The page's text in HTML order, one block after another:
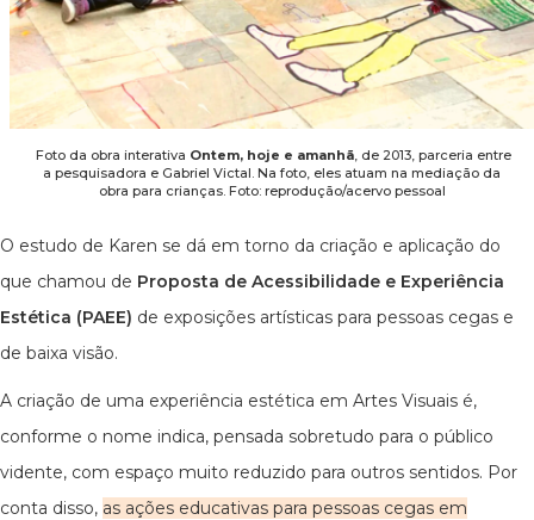
Foto da obra interativa Ontem, hoje e amanhã, de 2013, parceria entre
a pesquisadora e Gabriel Victal. Na foto, eles atuam na mediação da
obra para crianças. Foto: reprodução/acervo pessoal
O estudo de Karen se dá em torno da criação e aplicação do
que chamou de Proposta de Acessibilidade e Experiência
Estética (PAEE) de exposições artísticas para pessoas cegas e
de baixa visão.
A criação de uma experiência estética em Artes Visuais é,
conforme o nome indica, pensada sobretudo para o público
vidente, com espaço muito reduzido para outros sentidos. Por
conta disso, as ações educativas para pessoas cegas em